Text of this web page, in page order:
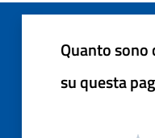
Quanto
su questa